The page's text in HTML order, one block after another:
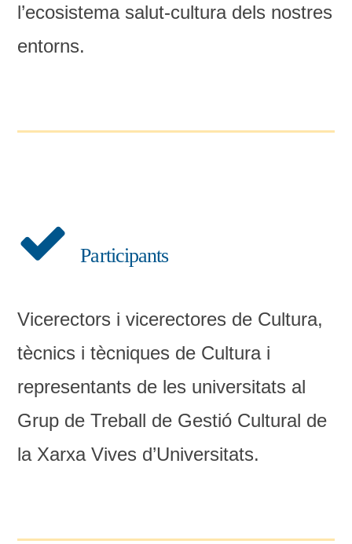
l’ecosistema salut-cultura dels nostres
entorns.
Participants
Vicerectors i vicerectores de Cultura,
tècnics i tècniques de Cultura i
representants de les universitats al
Grup de Treball de Gestió Cultural de
la Xarxa Vives d’Universitats.